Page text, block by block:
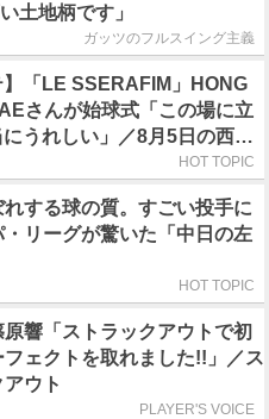
土地柄です」
ガッツのフルスイング主義
】「LE SSERAFIM」HONG
さんが始球式「この場に立
うれしい」／8月5日の西武
HOT TOPIC
れする球の質。すごい投手に
・リーグが驚いた「中日の左
HOT TOPIC
響「ストラックアウトで初
フェクトを取れました!!」／ス
アウト
PLAYER'S VOICE